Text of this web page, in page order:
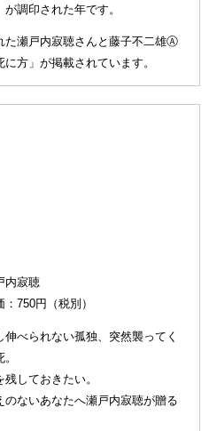
調印された年です。
た瀬戸内寂聴さんと藤子不二雄Ⓐ
方」が掲載されています。
内寂聴
750円（税別）
べられない孤独、突然襲ってく
しておきたい。
ないあなたへ瀬戸内寂聴が贈る